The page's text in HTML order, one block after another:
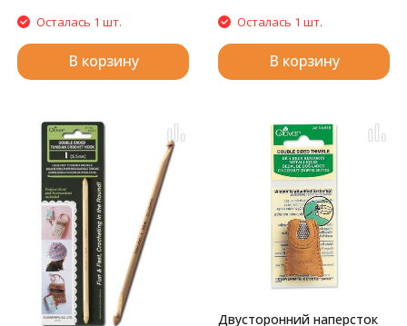
Осталась 1 шт.
В корзину
Осталась 1 шт.
В корзину
Двусторонний наперсток